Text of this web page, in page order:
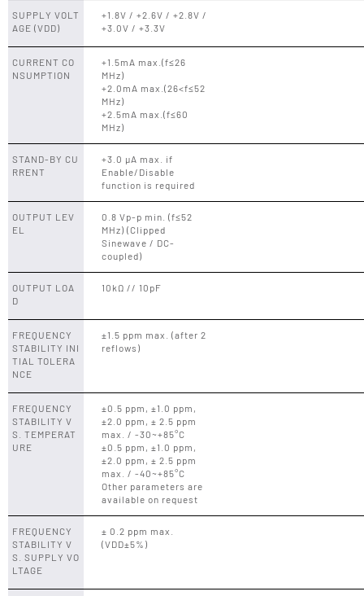
SUPPLY VOLT
AGE (VDD)
+1.8V / +2.6V / +2.8V /
+3.0V / +3.3V
CURRENT CO
NSUMPTION
+1.5mA max.(f≤26
MHz)
+2.0mA max.(26<f≤52
MHz)
+2.5mA max.(f≤60
MHz)
STAND-BY CU
RRENT
+3.0 µA max. if
Enable/Disable
function is required
OUTPUT LEV
EL
0.8 Vp-p min. (f≤52
MHz) (Clipped
Sinewave / DC-
coupled)
OUTPUT LOA
D
10kΩ // 10pF
FREQUENCY
STABILITY INI
TIAL TOLERA
NCE
±1.5 ppm max. (after 2
reflows)
FREQUENCY
STABILITY V
S. TEMPERAT
URE
±0.5 ppm, ±1.0 ppm,
±2.0 ppm, ± 2.5 ppm
max. / -30~+85°C
±0.5 ppm, ±1.0 ppm,
±2.0 ppm, ± 2.5 ppm
max. / -40~+85°C
Other parameters are
available on request
FREQUENCY
STABILITY V
S. SUPPLY VO
LTAGE
± 0.2 ppm max.
(VDD±5%)